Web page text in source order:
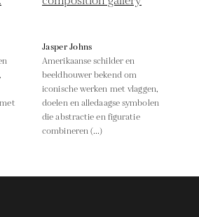
Jasper Johns
Amerikaanse schilder en
beeldhouwer bekend om
iconische werken met vlaggen,
doelen en alledaagse symbolen
die abstractie en figuratie
combineren (...)